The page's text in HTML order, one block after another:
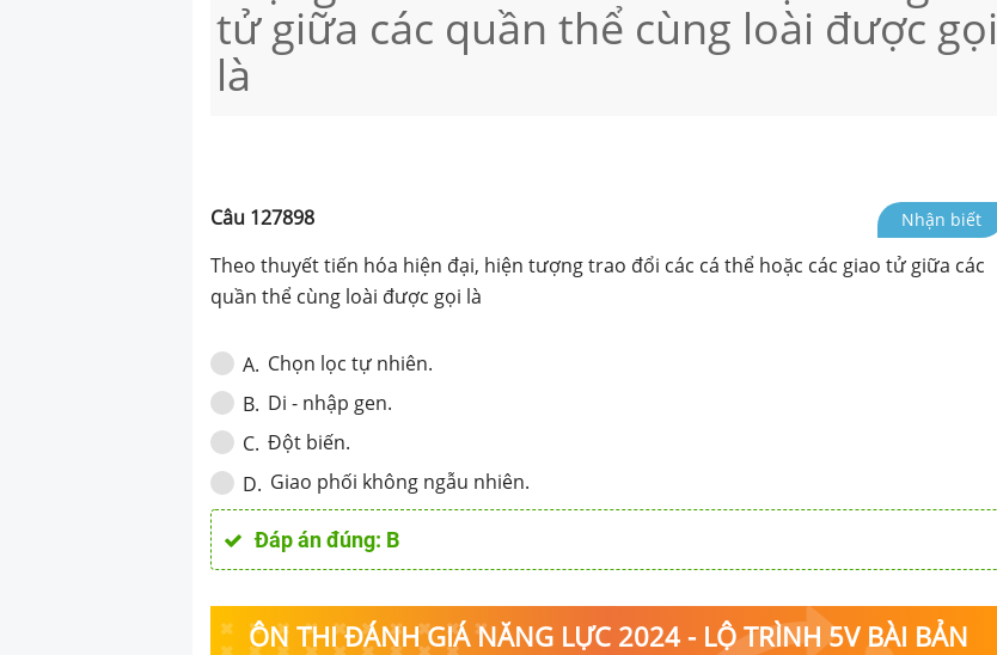
tử giữa các quần thể cùng loài được gọi
là
Câu 127898 Nhận biết
Theo thuyết tiến hóa hiện đại, hiện tượng trao đổi các cá thể hoặc các giao tử giữa các
quần thể cùng loài được gọi là
A. Chọn lọc tự nhiên.
B. Di - nhập gen.
C. Đột biến.
D. Giao phối không ngẫu nhiên.
Đáp án đúng: B
ÔN THI ĐÁNH GIÁ NĂNG LỰC 2024 - LỘ TRÌNH 5V BÀI BẢN